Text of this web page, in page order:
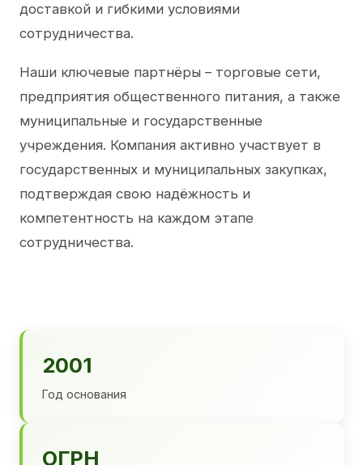
доставкой и гибкими условиями
сотрудничества.
Наши ключевые партнёры – торговые сети,
предприятия общественного питания, а также
муниципальные и государственные
учреждения. Компания активно участвует в
государственных и муниципальных закупках,
подтверждая свою надёжность и
компетентность на каждом этапе
сотрудничества.
2001
Год основания
ОГРН